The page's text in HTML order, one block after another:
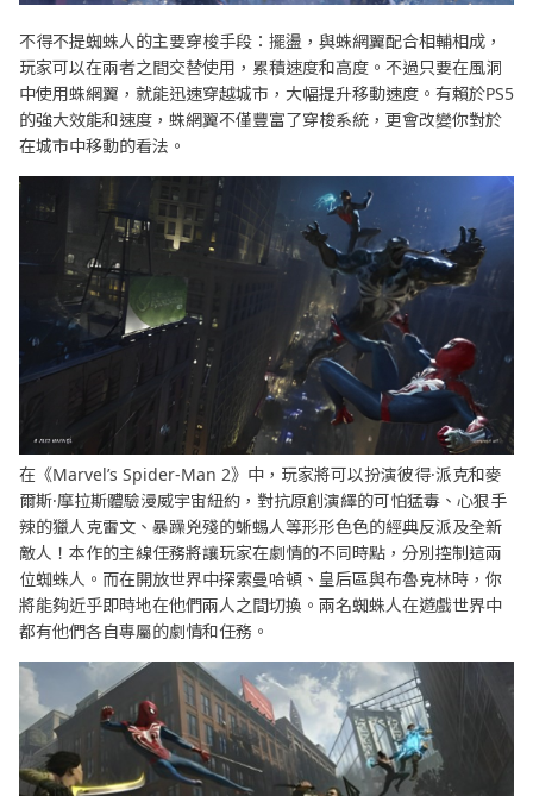
不得不提蜘蛛人的主要穿梭手段：擺盪，與蛛網翼配合相輔相成，
玩家可以在兩者之間交替使用，累積速度和高度。不過只要在風洞
中使用蛛網翼，就能迅速穿越城市，大幅提升移動速度。有賴於PS5
的強大效能和速度，蛛網翼不僅豐富了穿梭系統，更會改變你對於
在城市中移動的看法。
在《Marvel’s Spider-Man 2》中，玩家將可以扮演彼得·派克和麥
爾斯·摩拉斯體驗漫威宇宙紐約，對抗原創演繹的可怕猛毒、心狠手
辣的獵人克雷文、暴躁兇殘的蜥蜴人等形形色色的經典反派及全新
敵人！本作的主線任務將讓玩家在劇情的不同時點，分別控制這兩
位蜘蛛人。而在開放世界中探索曼哈頓、皇后區與布魯克林時，你
將能夠近乎即時地在他們兩人之間切換。兩名蜘蛛人在遊戲世界中
都有他們各自專屬的劇情和任務。